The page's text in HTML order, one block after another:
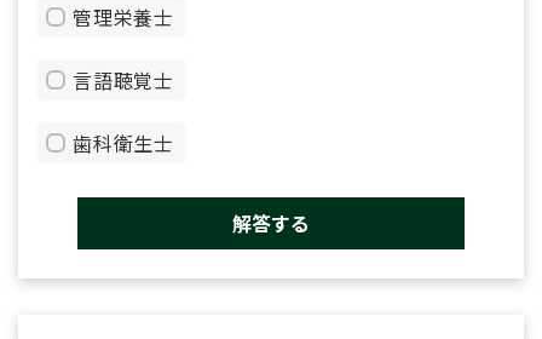
管理栄養士
言語聴覚士
歯科衛生士
解答する